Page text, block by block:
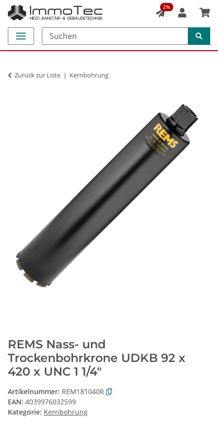
2%
Zurück zur Liste Kernbohrung
REMS Nass- und
Trockenbohrkrone UDKB 92 x
420 x UNC 1 1/4"
Artikelnummer: REM181040R
EAN: 4039976032599
Kategorie: Kernbohrung